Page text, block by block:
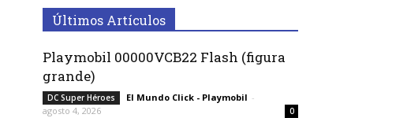
Últimos Artículos
Playmobil 00000VCB22 Flash (figura
grande)
DC Super Héroes El Mundo Click - Playmobil -
agosto 4, 2026
0